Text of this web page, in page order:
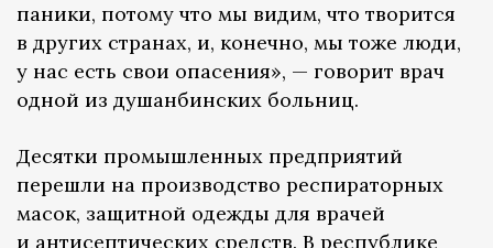
паники, потому что мы видим, что творится
в других странах, и, конечно, мы тоже люди,
у нас есть свои опасения», — говорит врач
одной из душанбинских больниц.
Десятки промышленных предприятий
перешли на производство респираторных
масок, защитной одежды для врачей
и антисептических средств. В республике